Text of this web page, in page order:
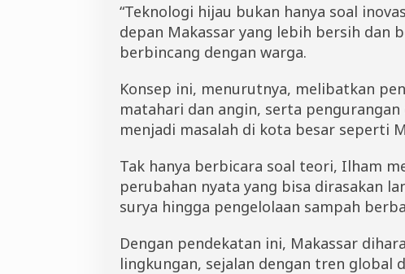
“Teknologi hijau bukan hanya soal
depan Makassar yang lebih bersih dan
berbincang dengan warga.
Konsep ini, menurutnya, melibatkan
matahari dan angin, serta
menjadi masalah di kota besar seperti
Tak hanya berbicara soal teori, Ilham
perubahan nyata yang bisa dirasakan
surya hingga pengelolaan sampah
Dengan pendekatan ini, Makassar
lingkungan, sejalan dengan tren global